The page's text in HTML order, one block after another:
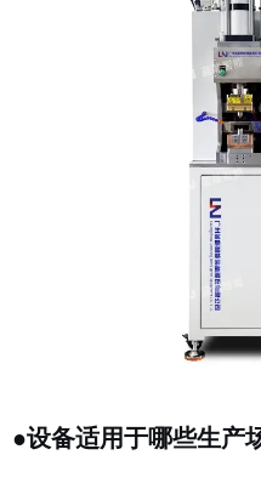
●设备适用于哪些生产